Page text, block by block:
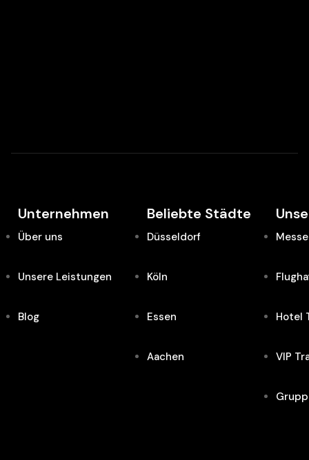
Unternehmen
Über uns
Unsere Leistungen
Blog
Beliebte Städte
Düsseldorf
Köln
Essen
Aachen
Hotel
VIP